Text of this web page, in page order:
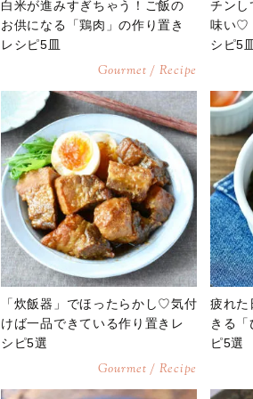
白米が進みすぎちゃう！ご飯の
お供になる「鶏肉」の作り置き
レシピ5皿
Gourmet / Recipe
チンし
味い♡
シピ5皿
「炊飯器」でほったらかし♡気付
けば一品できている作り置きレ
シピ5選
Gourmet / Recipe
疲れ
きる
ピ5選